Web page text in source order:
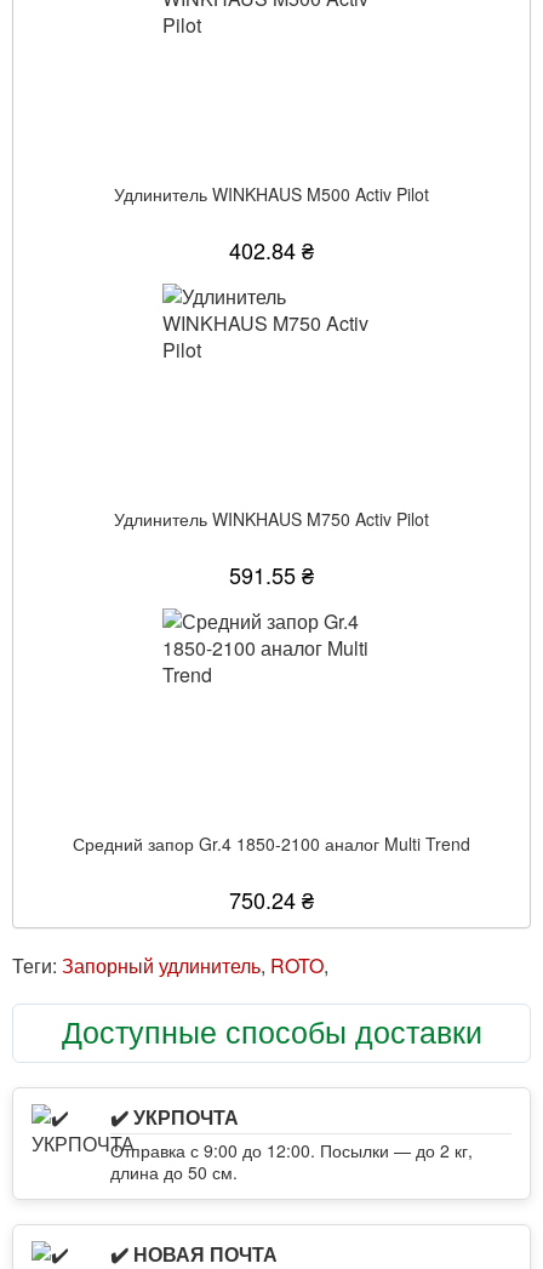
Удлинитель WINKHAUS M500 Activ Pilot
402.84 ₴
Удлинитель WINKHAUS M750 Activ Pilot
591.55 ₴
Средний запор Gr.4 1850-2100 аналог Multi Trend
750.24 ₴
Теги: Запорный удлинитель, ROTO,
Доступные способы доставки
✔️ УКРПОЧТА
Отправка с 9:00 до 12:00. Посылки — до 2 кг,
длина до 50 см.
✔️ НОВАЯ ПОЧТА